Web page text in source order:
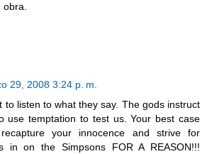
obra.
29, 2008 3:24 p. m.
to listen to what they say. The gods instruct
use temptation to test us. Your best case
your innocence and strive for
in on the Simpsons FOR A REASON!!!